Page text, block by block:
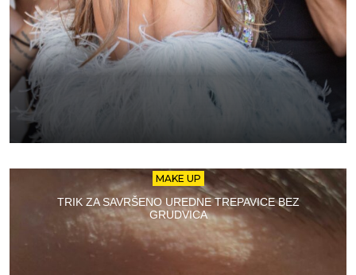
MAKE UP
TRIK ZA SAVRŠENO UREDNE TREPAVICE BEZ
GRUDVICA